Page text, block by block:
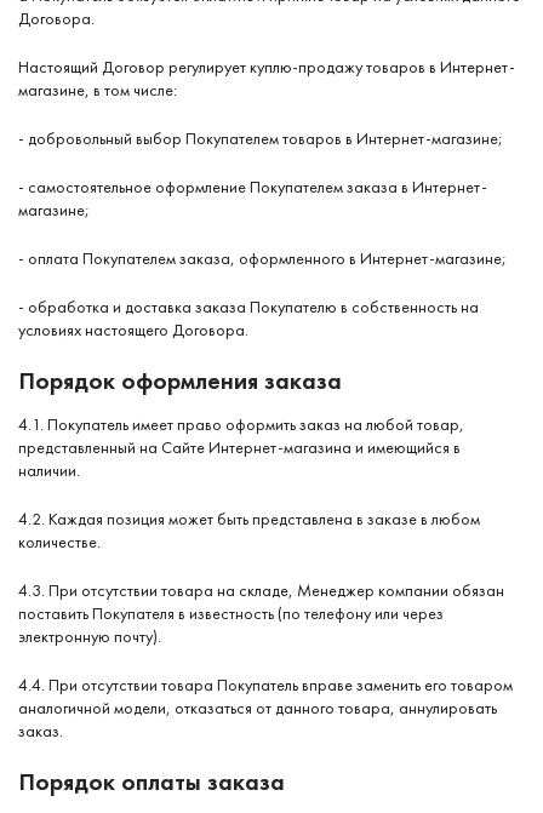
Договора.
Настоящий Договор регулирует куплю-продажу товаров в Интернет-
магазине, в том числе:
- добровольный выбор Покупателем товаров в Интернет-магазине;
- самостоятельное оформление Покупателем заказа в Интернет-
магазине;
- оплата Покупателем заказа, оформленного в Интернет-магазине;
- обработка и доставка заказа Покупателю в собственность на
условиях настоящего Договора.
Порядок оформления заказа
4.1. Покупатель имеет право оформить заказ на любой товар,
представленный на Сайте Интернет-магазина и имеющийся в
наличии.
4.2. Каждая позиция может быть представлена в заказе в любом
количестве.
4.3. При отсутствии товара на складе, Менеджер компании обязан
поставить Покупателя в известность (по телефону или через
электронную почту).
4.4. При отсутствии товара Покупатель вправе заменить его товаром
аналогичной модели, отказаться от данного товара, аннулировать
заказ.
Порядок оплаты заказа